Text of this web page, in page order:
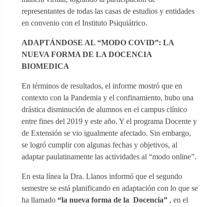
representantes de todas las casas de estudios y entidades
en convenio con el Instituto Psiquiátrico.
ADAPTÁNDOSE AL “MODO COVID”: LA
NUEVA FORMA DE LA DOCENCIA
BIOMEDICA
En términos de resultados, el informe mostró que en
contexto con la Pandemia y el confinamiento, hubo una
drástica disminución de alumnos en el campus clínico
entre fines del 2019 y este año. Y el programa Docente y
de Extensión se vio igualmente afectado. Sin embargo,
se logró cumplir con algunas fechas y objetivos, al
adaptar paulatinamente las actividades al “modo online”.
En esta línea la Dra. Llanos informó que el segundo
semestre se está planificando en adaptación con lo que se
ha llamado “la nueva forma de la Docencia”, en el